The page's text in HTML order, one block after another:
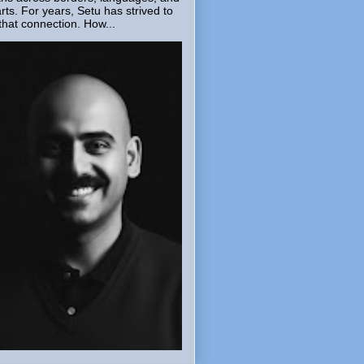
For years, Setu has strived to
connection. How...